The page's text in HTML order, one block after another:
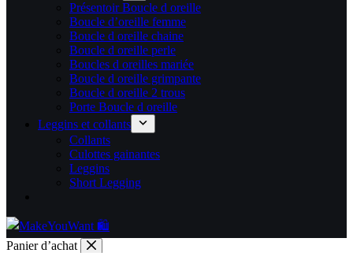
Présentoir Boucle d oreille
Boucle d’oreille femme
Boucle d oreille chaine
Boucle d oreille perle
Boucles d oreilles mariée
Boucle d oreille grimpante
Boucle d oreille 2 trous
Porte Boucle d oreille
Leggins et collants
Collants
Culottes gainantes
Leggins
Short Legging
Panier d’achat